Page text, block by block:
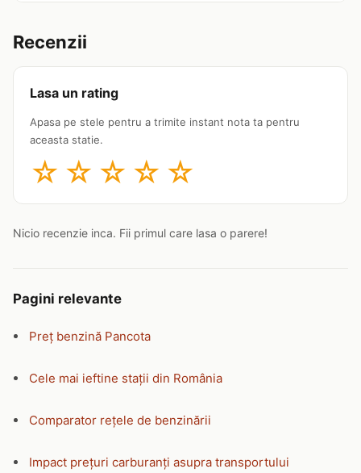
Recenzii
Lasa un rating
Apasa pe stele pentru a trimite instant nota ta pentru
aceasta statie.
☆ ☆ ☆ ☆ ☆
Nicio recenzie inca. Fii primul care lasa o parere!
Pagini relevante
Preț benzină Pancota
Cele mai ieftine stații din România
Comparator rețele de benzinării
Impact prețuri carburanți asupra transportului